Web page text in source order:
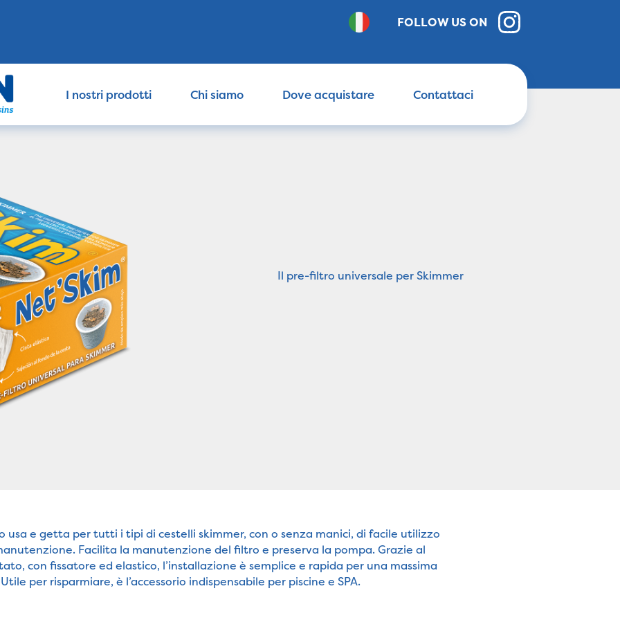
FOLLOW US ON
I nostri prodotti Chi siamo Dove acquistare Contattaci
Il pre-filtro universale per Skimmer
usa e getta per tutti i tipi di cestelli skimmer, con o senza manici, di facile utilizzo
Facilita la manutenzione del filtro e preserva la pompa. Grazie al
con fissatore ed elastico, l’installazione è semplice e rapida per una massima
per risparmiare, è l’accessorio indispensabile per piscine e SPA.